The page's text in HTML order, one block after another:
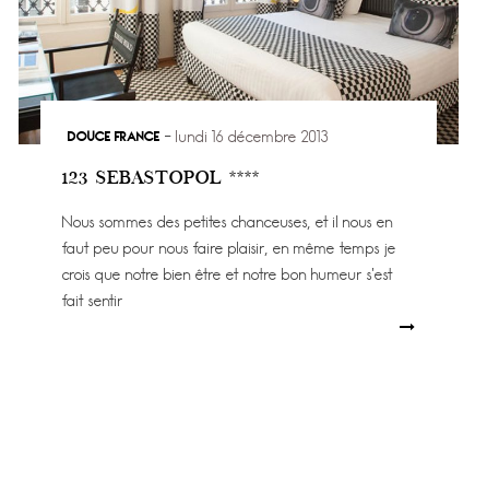
DOUCE FRANCE lundi 16 décembre 2013
123 SEBASTOPOL ****
Nous sommes des petites chanceuses, et il nous en
faut peu pour nous faire plaisir, en même temps je
crois que notre bien être et notre bon humeur s’est
fait sentir